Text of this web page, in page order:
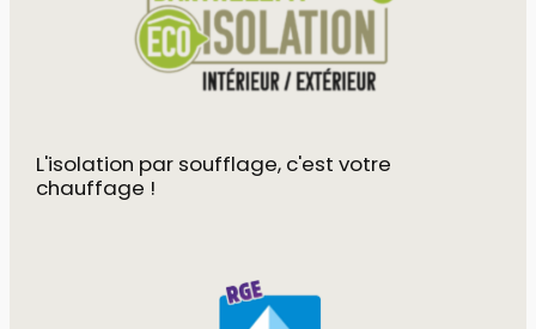
L'isolation par soufflage, c'est votre
chauffage !